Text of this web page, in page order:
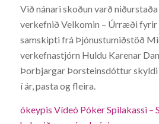
Við nánari skoðun varð
verkefnið Velkomin – Úrræði
samskipti frá Þjónustumiðstöð
verkefnastjórn Huldu Karenar
Þorbjargar Þorsteinsdóttur
í ár, pasta og fleira.
ókeypis Vídeó Póker Spilakassi –